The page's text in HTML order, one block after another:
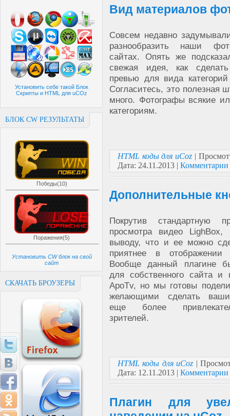
Установить себе такой Блок
Скрипты и HTML для uCOz
БЛОК CW РЕЗУЛЬТАТЫ
Победы(10)
Поражения(5)
Установить CW блок на свой
сайт
СКАЧАТЬ БРОУЗЕРЫ
Вид материалов
Совсем недавно
разнообразить наши
сайтах. Опять же
свежая идея, как
превью для вида
Согласитесь, это полезная
много. Фотографы всякие
категориям.
HTML коды для uCoz |
Дата: 24.11.2013 | Комментарии
Дополнительные
Покрутив стандартную
просмотра видео
выводу, что и ее можно
приятнее в
Вообще данный плагине
для собственного сайта и
ApoTv, но мы готовы
желающими сделать
еще более
зрителей.
HTML коды для uCoz |
Дата: 12.11.2013 | Комментарии
Плагин для